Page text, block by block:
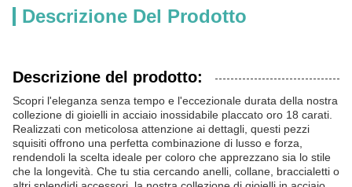
Descrizione Del Prodotto
Descrizione del prodotto:
Scopri l'eleganza senza tempo e l'eccezionale durata della nostra
collezione di gioielli in acciaio inossidabile placcato oro 18 carati.
Realizzati con meticolosa attenzione ai dettagli, questi pezzi
squisiti offrono una perfetta combinazione di lusso e forza,
rendendoli la scelta ideale per coloro che apprezzano sia lo stile
che la longevità. Che tu stia cercando anelli, collane, braccialetti o